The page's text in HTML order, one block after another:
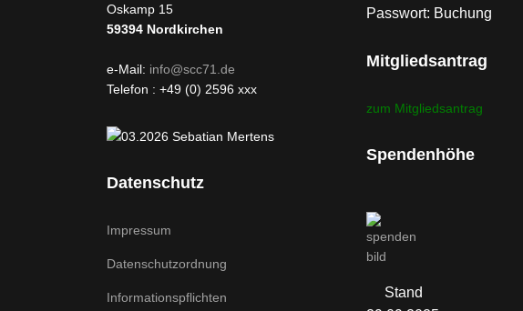
Oskamp 15
59394 Nordkirchen
e-Mail: info@scc71.de
Telefon : +49 (0) 2596 xxx
Datenschutz
Impressum
Datenschutzordnung
Informationspflichten
Passwort: Buchung
Mitgliedsantrag
zum Mitgliedsantrag
Spendenhöhe
Stand